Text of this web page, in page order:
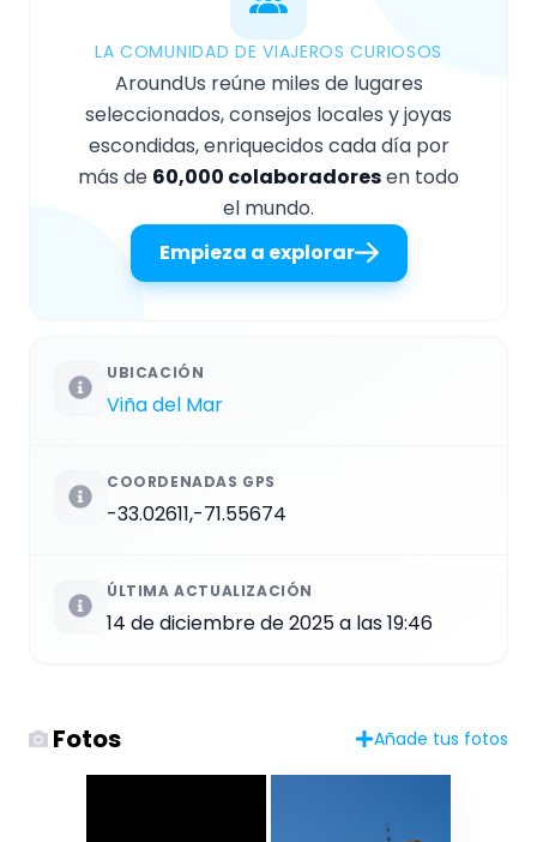
LA COMUNIDAD DE VIAJEROS CURIOSOS
AroundUs reúne miles de lugares
seleccionados, consejos locales y joyas
escondidas, enriquecidos cada día por
más de 60,000 colaboradoresen todo
el mundo.
Empieza a explorar
UBICACIÓN
Viña del Mar
COORDENADAS GPS
-33.02611,-71.55674
ÚLTIMA ACTUALIZACIÓN
14 de diciembre de 2025 a las 19:46
Fotos Añade tus fotos